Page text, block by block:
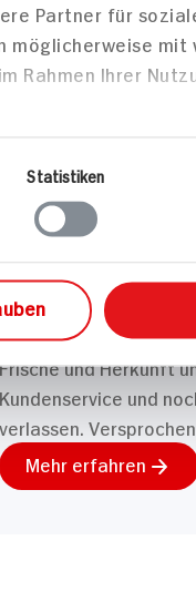
Partner für
möglicherweise mit
Rahmen Ihrer
Statistiken
UNSER 7 SERVICE-
Wir geben für
Versprochen!
Unser Anspruch ist es,
wird. Dafür legen wir
Frische und Herkunft
Kundenservice und
verlassen.
Mehr erfahren